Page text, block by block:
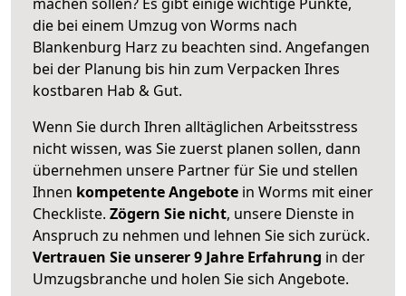
die bei einem Umzug von Worms nach
Blankenburg Harz zu beachten sind. Angefangen
bei der Planung bis hin zum Verpacken Ihres
kostbaren Hab & Gut.
Wenn Sie durch Ihren alltäglichen Arbeitsstress
nicht wissen, was Sie zuerst planen sollen, dann
übernehmen unsere Partner für Sie und stellen
Ihnen kompetente Angebote in Worms mit einer
Checkliste. Zögern Sie nicht, unsere Dienste in
Anspruch zu nehmen und lehnen Sie sich zurück.
Vertrauen Sie unserer 9 Jahre Erfahrung in der
Umzugsbranche und holen Sie sich Angebote.